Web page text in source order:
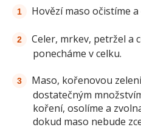
Hovězí maso očistíme a
Celer, mrkev, petržel a
ponecháme v celku.
Maso, kořenovou
dostatečným
koření, osolíme a
dokud maso nebude